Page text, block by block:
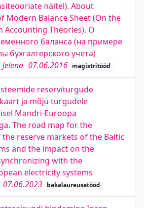
näitel). About
Modern Balance Sheet (On the
Accounting Theories). О
баланса (на примере
бухгалтерского учета)
07.06.2016 magistritööd
reserviturgude
ja mõju turgudele
Mandri-Euroopa
The road map for the
reserve markets of the Baltic
and the impact on the
with the
electricity systems
07.06.2023 bakalaureusetööd